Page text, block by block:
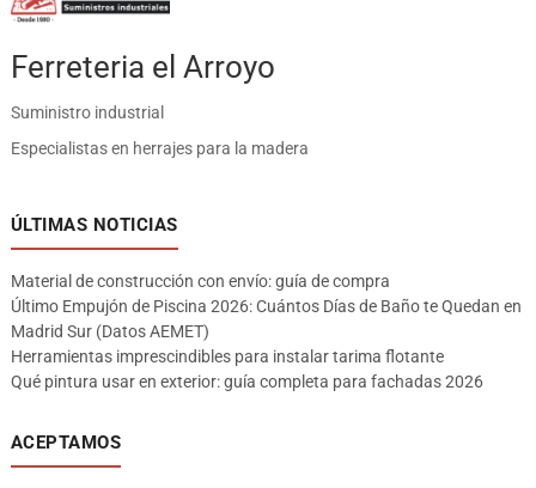
Ferreteria el Arroyo
Suministro industrial
Especialistas en herrajes para la madera
ÚLTIMAS NOTICIAS
Material de construcción con envío: guía de compra
Último Empujón de Piscina 2026: Cuántos Días de Baño te Quedan en
Madrid Sur (Datos AEMET)
Herramientas imprescindibles para instalar tarima flotante
Qué pintura usar en exterior: guía completa para fachadas 2026
ACEPTAMOS